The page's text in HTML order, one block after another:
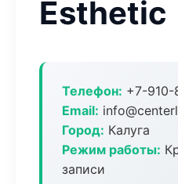
Esthetic
Телефон: +7-
Email:
Город: Калуга
Режим работы:
записи